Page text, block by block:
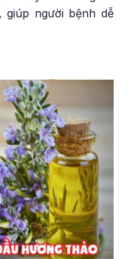
giúp người bệnh dễ